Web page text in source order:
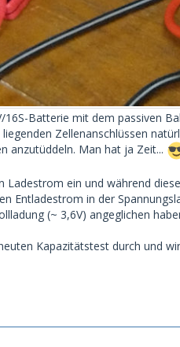
16S-Batterie mit dem passiven
Zellenanschlüssen
anzutüddeln. Man hat ja Zeit...
Ladestrom ein und während
Entladestrom in der
(~ 3,6V) angeglichen
Kapazitätstest durch und